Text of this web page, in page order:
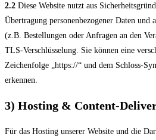
2.2 Diese Website nutzt aus
Übertragung personenbezogener Daten und
(z.B. Bestellungen oder Anfragen an den
TLS-Verschlüsselung. Sie können eine
Zeichenfolge „https://“ und dem Schloss-
erkennen.
3) Hosting & Content-
Für das Hosting unserer Website und die